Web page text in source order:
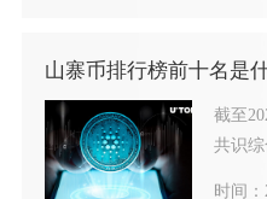
山寨币排行榜前十名是
截至
共识
时间：